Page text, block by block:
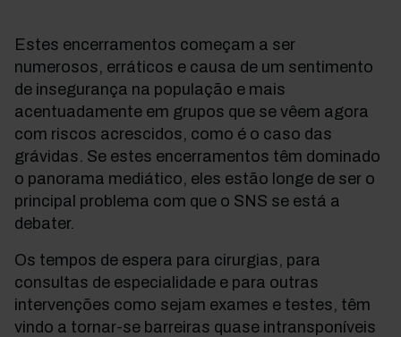
Estes encerramentos começam a ser
numerosos, erráticos e causa de um sentimento
de insegurança na população e mais
acentuadamente em grupos que se vêem agora
com riscos acrescidos, como é o caso das
grávidas. Se estes encerramentos têm dominado
o panorama mediático, eles estão longe de ser o
principal problema com que o SNS se está a
debater.
Os tempos de espera para cirurgias, para
consultas de especialidade e para outras
intervenções como sejam exames e testes, têm
vindo a tornar-se barreiras quase intransponíveis